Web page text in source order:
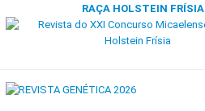
RAÇA HOLSTEIN FRÍSIA